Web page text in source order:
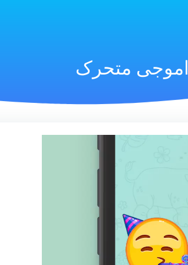
اموجی متحرک